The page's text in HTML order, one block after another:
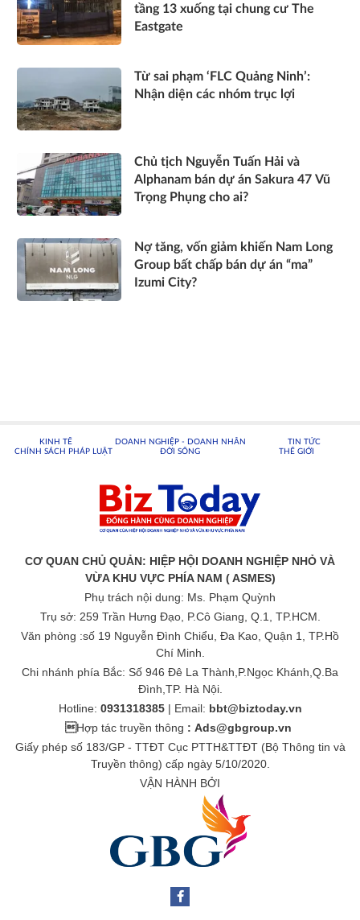
tầng 13 xuống tại chung cư The
Eastgate
Từ sai phạm ‘FLC Quảng Ninh’:
Nhận diện các nhóm trục lợi
Chủ tịch Nguyễn Tuấn Hải và
Alphanam bán dự án Sakura 47 Vũ
Trọng Phụng cho ai?
Nợ tăng, vốn giảm khiến Nam Long
Group bất chấp bán dự án “ma”
Izumi City?
KINH TẾ DOANH NGHIỆP - DOANH NHÂN
TIN TỨC
CHÍNH SÁCH PHÁP LUẬT
ĐỜI SỐNG THẾ GIỚI
CƠ QUAN CHỦ QUẢN: HIỆP HỘI DOANH NGHIỆP NHỎ VÀ
VỪA KHU VỰC PHÍA NAM ( ASMES)
Phụ trách nội dung: Ms. Phạm Quỳnh
Trụ sở: 259 Trần Hưng Đạo, P.Cô Giang, Q.1, TP.HCM.
Văn phòng :số 19 Nguyễn Đình Chiểu, Đa Kao, Quận 1, TP.Hồ
Chí Minh.
Chi nhánh phía Bắc: Số 946 Đê La Thành,P.Ngọc Khánh,Q.Ba
Đình,TP. Hà Nội.
Hotline: 0931318385| Email: bbt@biztoday.vn
Hợp tác truyền thông : Ads@gbgroup.vn
Giấy phép số 183/GP - TTĐT Cục PTTH&TTĐT (Bộ Thông tin và
Truyền thông) cấp ngày 5/10/2020.
VẬN HÀNH BỞI